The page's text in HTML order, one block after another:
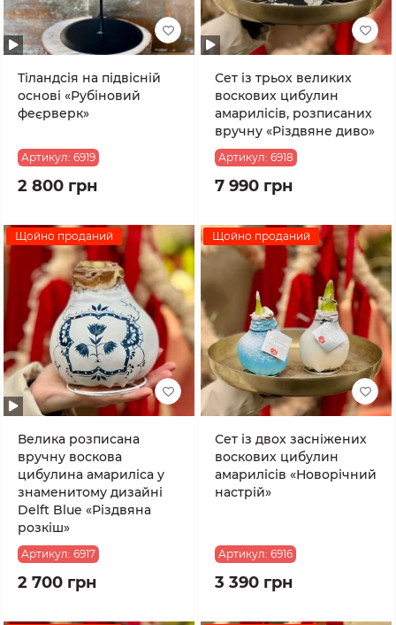
Тіландсія на підвісній
основі «Рубіновий
феєрверк»
Артикул: 6919
2 800 грн
Сет із трьох великих
воскових цибулин
амарилісів, розписаних
вручну «Різдвяне диво»
Артикул: 6918
7 990 грн
Щойно проданий
Велика розписана
вручну воскова
цибулина амариліса у
знаменитому дизайні
Delft Blue «Різдвяна
розкіш»
Артикул: 6917
2 700 грн
Щойно проданий
Сет із двох засніжених
воскових цибулин
амарилісів «Новорічний
настрій»
Артикул: 6916
3 390 грн